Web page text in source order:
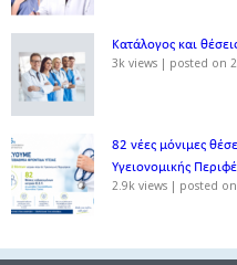
Κατάλογος και
3k views | posted on
82 νέες μόνιμες
Υγειονομικής
2.9k views | posted on